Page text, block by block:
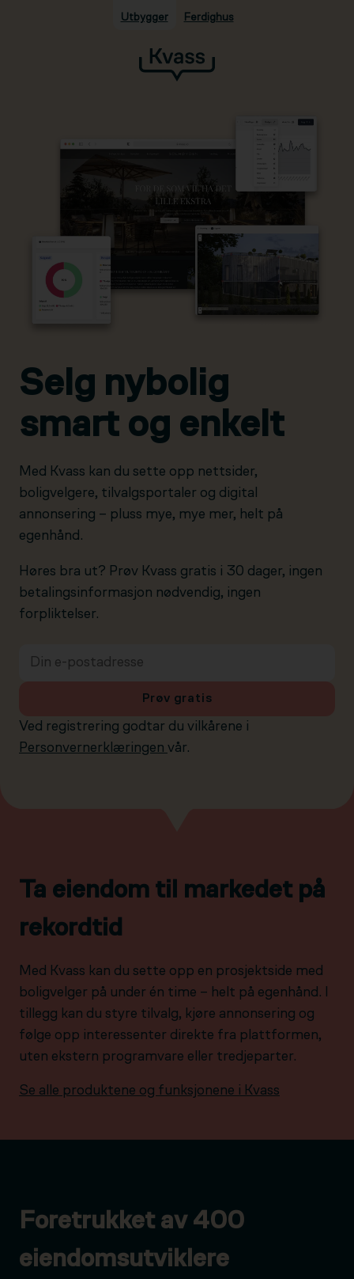
Hopp til hovedinnhold
Utbygger Ferdighus
Selg nybolig
smart og enkelt
Med Kvass kan du sette opp nettsider,
boligvelgere, tilvalgsportaler og digital
annonsering – pluss mye, mye mer, helt på
egenhånd.
Høres bra ut? Prøv Kvass gratis i 30 dager, ingen
betalingsinformasjon nødvendig, ingen
forpliktelser.
Ved registrering godtar du vilkårene i
Personvernerklæringen vår.
Prøv gratis
Ta eiendom til markedet på
rekordtid
Med Kvass kan du sette opp en prosjektside med
boligvelger på under én time – helt på egenhånd. I
tillegg kan du styre tilvalg, kjøre annonsering og
følge opp interessenter direkte fra plattformen,
uten ekstern programvare eller tredjeparter.
Se alle produktene og funksjonene i Kvass
Foretrukket av 400
eiendomsutviklere